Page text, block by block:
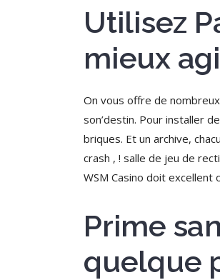
Utilisez
mieux
On vous offre de
son’destin. Pour installer
briques. Et un archive,
crash , ! salle de jeu de
WSM Casino doit excellent
Prime
quelque